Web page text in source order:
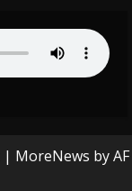
| MoreNews by AF